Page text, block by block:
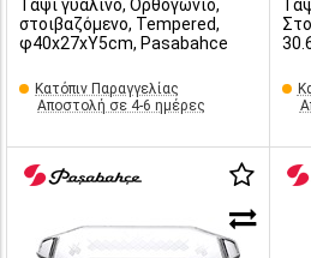
Ταψί γυάλινο, Ορθογώνιο,
στοιβαζόμενο, Tempered,
φ40x27xY5cm, Pasabahce
Κατόπιν Παραγγελίας
Αποστολή σε 4-6 ημέρες